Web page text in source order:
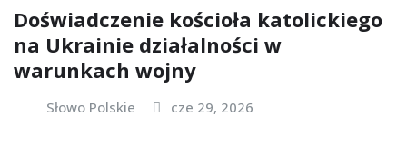
Doświadczenie kościoła katolickiego
na Ukrainie działalności w
warunkach wojny
Słowo Polskie cze 29, 2026